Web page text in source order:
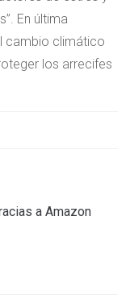
En última
cambio climático
los arrecifes
a Amazon